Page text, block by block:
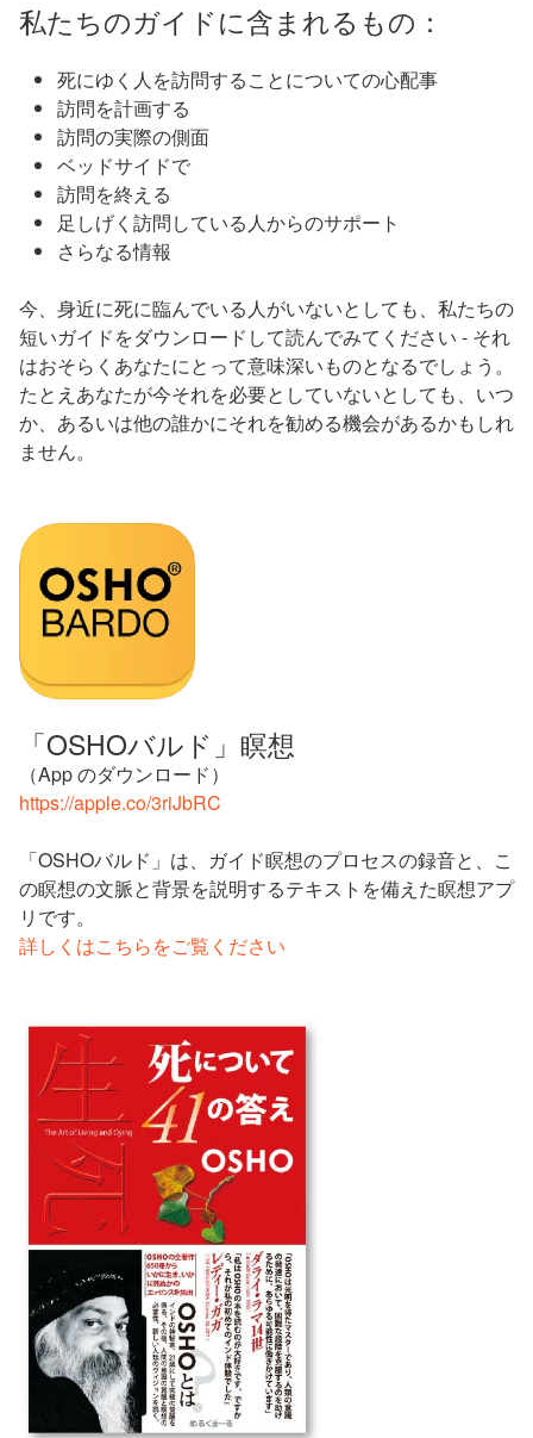
私たちのガイドに含まれるもの：
死にゆく人を訪問することについての心配事
訪問を計画する
訪問の実際の側面
ベッドサイドで
訪問を終える
足しげく訪問している人からのサポート
さらなる情報
今、身近に死に臨んでいる人がいないとしても、私たちの
短いガイドをダウンロードして読んでみてください - それ
はおそらくあなたにとって意味深いものとなるでしょう。
たとえあなたが今それを必要としていないとしても、いつ
か、あるいは他の誰かにそれを勧める機会があるかもしれ
ません。
「OSHOバルド」瞑想
（App のダウンロード）
https://apple.co/3riJbRC
「OSHOバルド」は、ガイド瞑想のプロセスの録音と、こ
の瞑想の文脈と背景を説明するテキストを備えた瞑想アプ
リです。
詳しくはこちらをご覧ください